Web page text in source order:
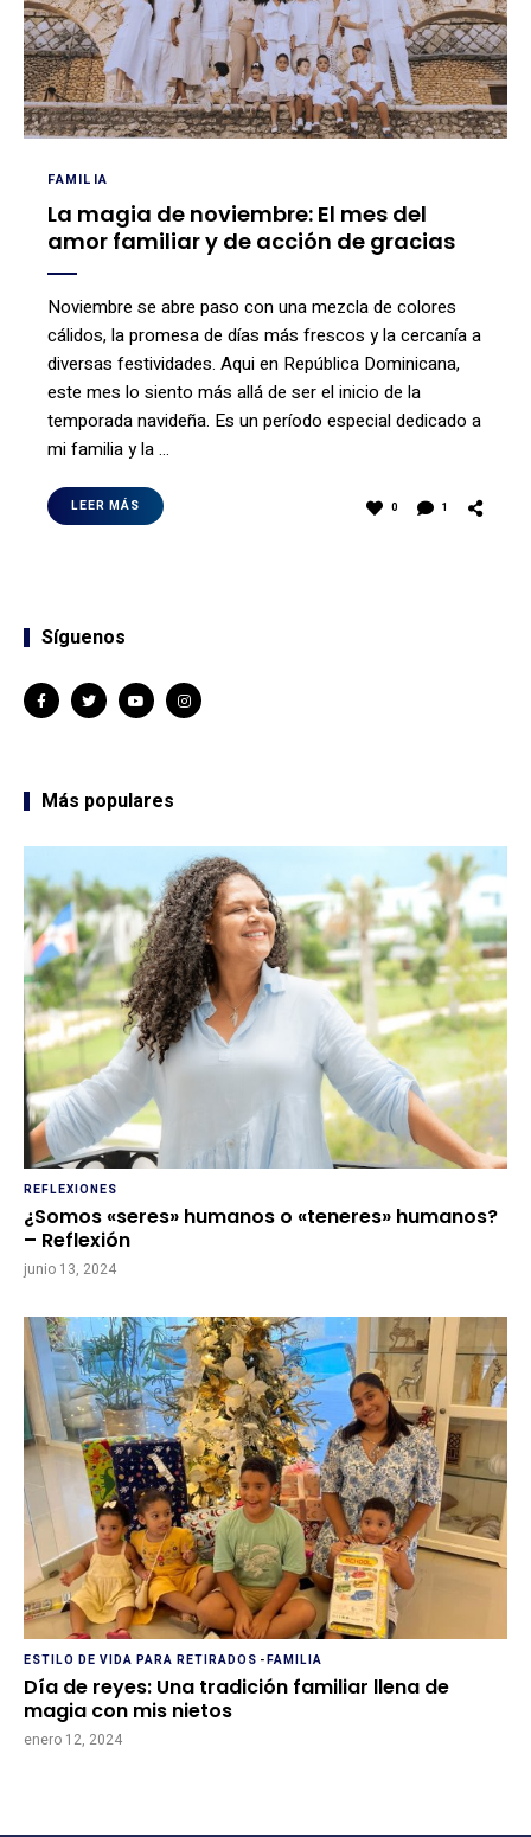
FAMILIA
La magia de noviembre: El mes del
amor familiar y de acción de gracias
Noviembre se abre paso con una mezcla de colores
cálidos, la promesa de días más frescos y la cercanía a
diversas festividades. Aqui en República Dominicana,
este mes lo siento más allá de ser el inicio de la
temporada navideña. Es un período especial dedicado a
mi familia y la …
LEER MÁS 0 1
Síguenos
Más populares
REFLEXIONES
¿Somos «seres» humanos o «teneres» humanos?
– Reflexión
junio 13, 2024
ESTILO DE VIDA PARA RETIRADOS -FAMILIA
Día de reyes: Una tradición familiar llena de
magia con mis nietos
enero 12, 2024